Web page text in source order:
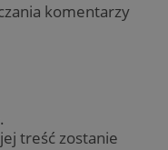
komentarzy
treść zostanie